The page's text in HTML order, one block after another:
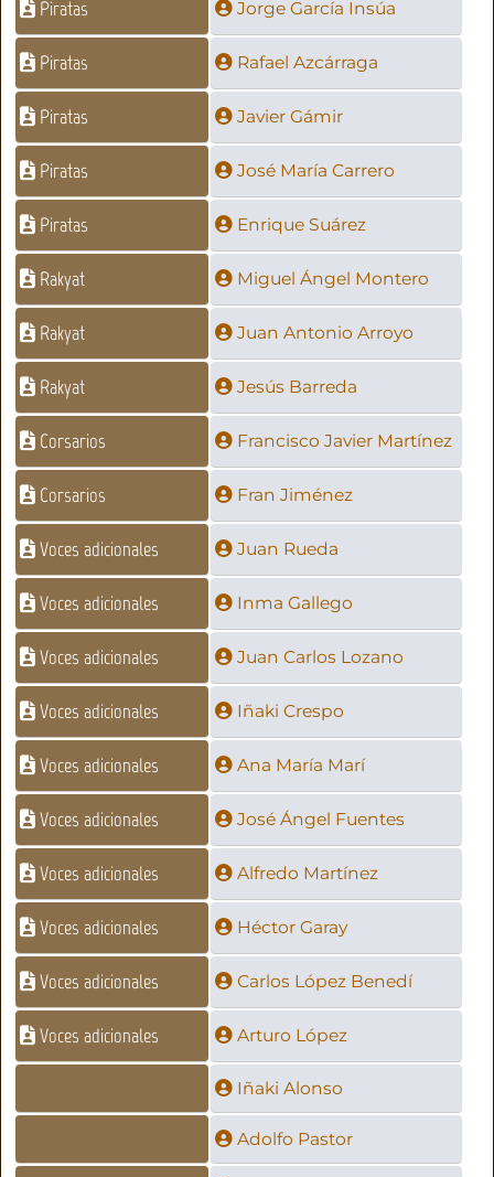
Piratas Jorge García Insúa
Piratas Rafael Azcárraga
Piratas Javier Gámir
Piratas José María Carrero
Piratas Enrique Suárez
Rakyat Miguel Ángel Montero
Rakyat Juan Antonio Arroyo
Rakyat Jesús Barreda
Corsarios Francisco Javier Martínez
Corsarios Fran Jiménez
Voces adicionales Juan Rueda
Voces adicionales Inma Gallego
Voces adicionales Juan Carlos Lozano
Voces adicionales Iñaki Crespo
Voces adicionales Ana María Marí
Voces adicionales José Ángel Fuentes
Voces adicionales Alfredo Martínez
Voces adicionales Héctor Garay
Voces adicionales Carlos López Benedí
Voces adicionales Arturo López
Iñaki Alonso
Adolfo Pastor